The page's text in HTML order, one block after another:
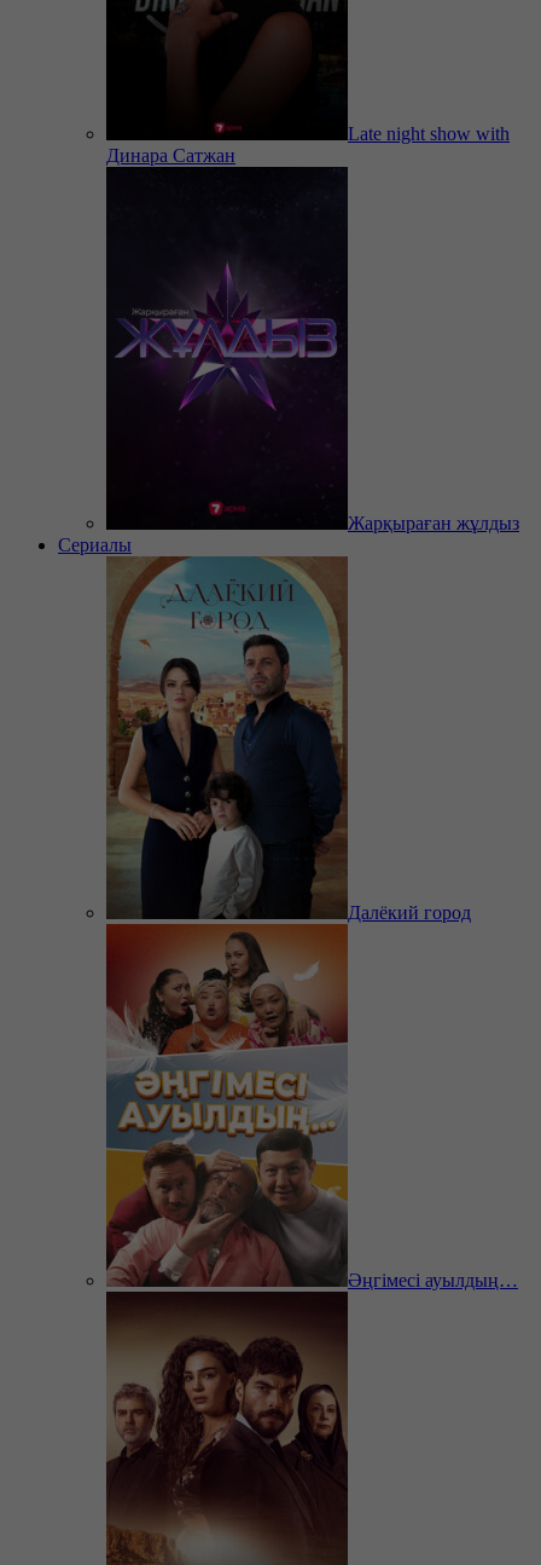
Late night show with
Динара Сатжан
Жарқыраған жұлдыз
Сериалы
Далёкий город
Әңгімесі ауылдың…